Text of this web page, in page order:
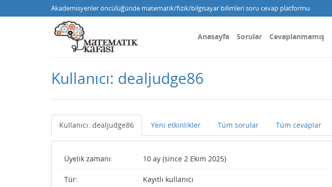
Akademisyenler öncülüğünde matematik/fizik/bilgisayar bilimleri soru cevap platformu
Anasayfa Sorular Cevaplanmamış
Kullanıcı: dealjudge86
Kullanıcı: dealjudge86 Yeni etkinlikler Tüm sorular Tüm cevaplar
Üyelik zamanı: 10 ay (since 2 Ekim 2025)
Tür: Kayıtlı kullanıcı